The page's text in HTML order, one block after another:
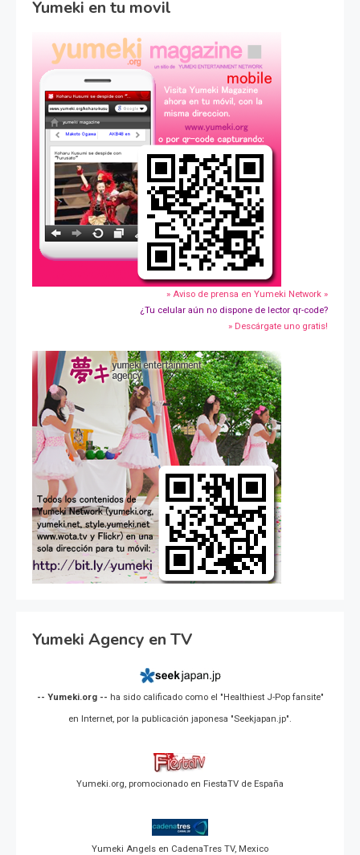
Yumeki en tu movil
» Aviso de prensa en Yumeki Network »
¿Tu celular aún no dispone de lector qr-code?
» Descárgate uno gratis!
Yumeki Agency en TV
-- Yumeki.org -- ha sido calificado como el "Healthiest J-Pop fansite"
en Internet, por la publicación japonesa "Seekjapan.jp".
Yumeki.org, promocionado en FiestaTV de España
Yumeki Angels en CadenaTres TV, Mexico